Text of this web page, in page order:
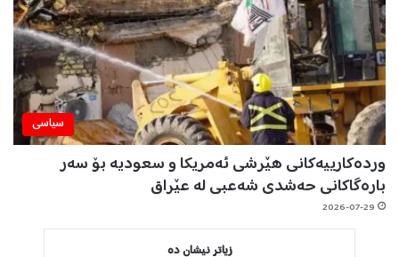
سیاسی
وردەکارییەکانی هێرشی ئەمریکا و سعودیە بۆ سەر
بارەگاکانی حەشدی شەعبی لە عێراق
2026-07-29
زیاتر نیشان دە